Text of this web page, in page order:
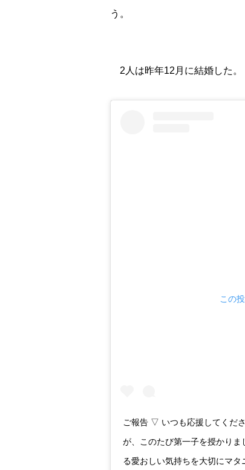
う。
2人は昨年12月に結婚した。
この
ご報告 ▽ いつも応援してくだ
が、このたび第一子を授かり
る愛おしい気持ちを大切にマタ